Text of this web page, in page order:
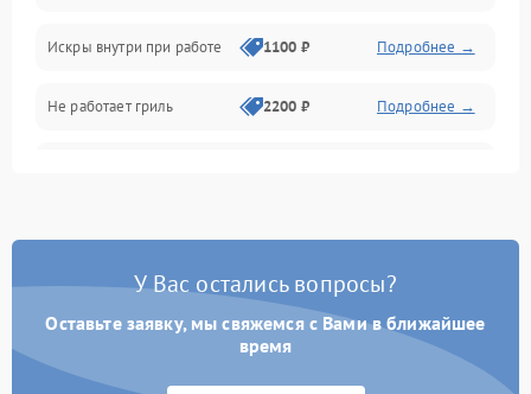
Программное обеспечение
Искры внутри при работе 1100 ₽ Подробнее →
Не работает гриль 2200 ₽ Подробнее →
Появление запаха гари 2400 ₽ Подробнее →
Проблемы с вентилятором 2000 ₽
Поломка системы
охлаждения
Подробнее →
У Вас остались вопросы?
Оставьте заявку, мы свяжемся с Вами в ближайшее
время